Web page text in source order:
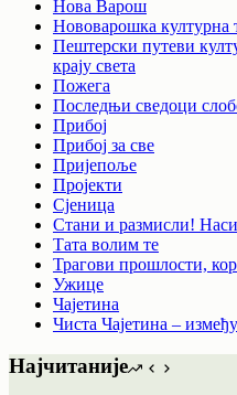
Нова Варош
Нововарошка културна
Пештерски путеви
крају света
Пожега
Последњи сведоци
Прибој
Прибој за све
Пријепоље
Пројекти
Сјеница
Стани и размисли!
Тата волим те
Трагови прошлости,
Ужице
Чајетина
Чиста Чајетина –
Најчитаније